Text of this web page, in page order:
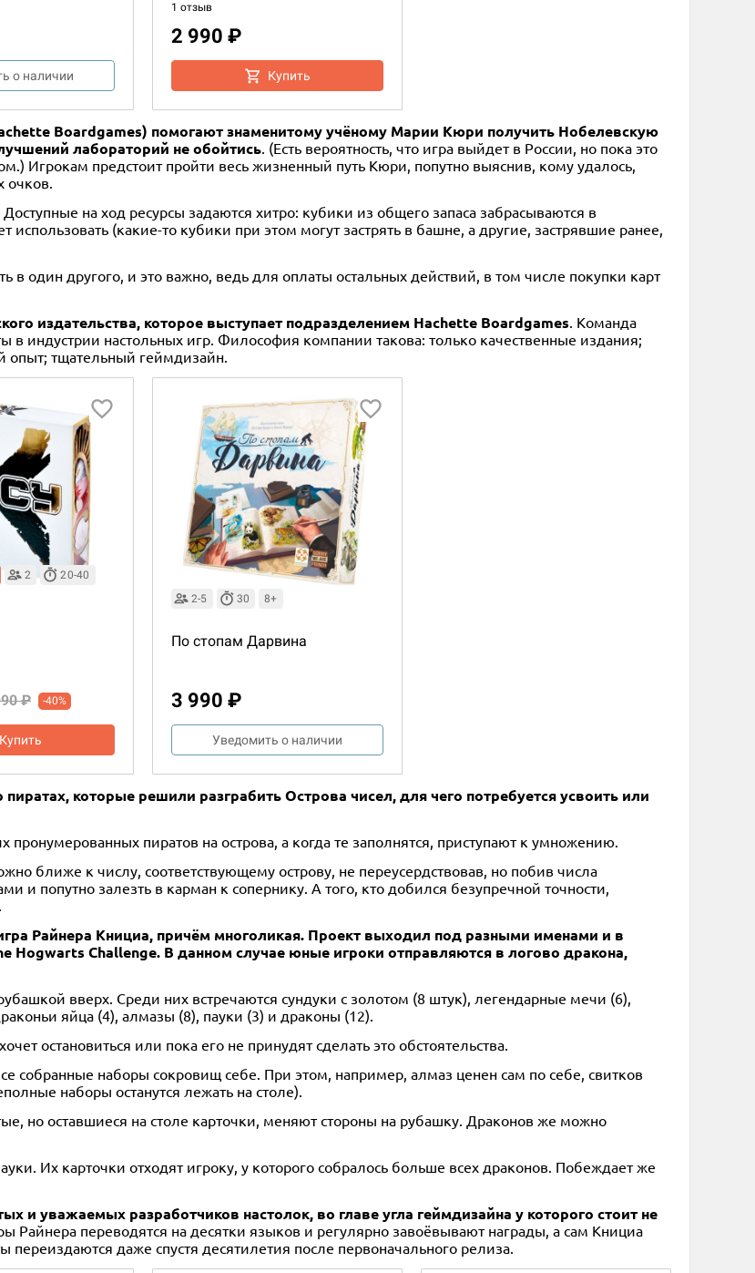
о наличии
1 отзыв
2 990 ₽
Купить
Boardgames) помогают знаменитому учёному Марии Кюри получить Нобелевскую
лабораторий не обойтись. (Есть вероятность, что игра выйдет в России, но пока это
Игрокам предстоит пройти весь жизненный путь Кюри, попутно выяснив, кому удалось,
очков.
на ход ресурсы задаются хитро: кубики из общего запаса забрасываются в
(какие-то кубики при этом могут застрять в башне, а другие, застрявшие ранее,
в один другого, и это важно, ведь для оплаты остальных действий, в том числе покупки карт
издательства, которое выступает подразделением Hachette Boardgames. Команда
в индустрии настольных игр. Философия компании такова: только качественные издания;
опыт; тщательный геймдизайн.
2
20-40
₽ -40%
Купить
2-5 30 8+
По стопам Дарвина
3 990 ₽
Уведомить о наличии
которые решили разграбить Острова чисел, для чего потребуется усвоить или
пиратов на острова, а когда те заполнятся, приступают к умножению.
ближе к числу, соответствующему острову, не переусердствовав, но побив числа
и попутно залезть в карман к сопернику. А того, кто добился безупречной точности,
Райнера Книциа, причём многоликая. Проект выходил под разными именами и в
Hogwarts Challenge. В данном случае юные игроки отправляются в логово дракона,
вверх. Среди них встречаются сундуки с золотом (8 штук), легендарные мечи (6),
яйца (4), алмазы (8), пауки (3) и драконы (12).
остановиться или пока его не принудят сделать это обстоятельства.
собранные наборы сокровищ себе. При этом, например, алмаз ценен сам по себе, свитков
наборы останутся лежать на столе).
но оставшиеся на столе карточки, меняют стороны на рубашку. Драконов же можно
Их карточки отходят игроку, у которого собралось больше всех драконов. Побеждает же
и уважаемых разработчиков настолок, во главе угла геймдизайна у которого стоит не
Райнера переводятся на десятки языков и регулярно завоёвывают награды, а сам Книциа
даже спустя десятилетия после первоначального релиза.